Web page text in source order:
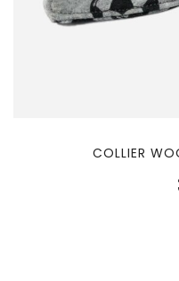
COLLIER